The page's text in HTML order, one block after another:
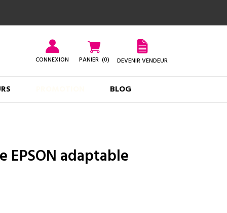
CONNEXION PANIER (0) DEVENIR VENDEUR
BLOG
EPSON adaptable